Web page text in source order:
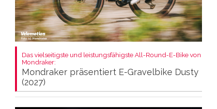
Das vielseitigste und leistungsfähigste All-Round-E-Bike von
Mondraker:
Mondraker präsentiert E-Gravelbike Dusty
(2027)